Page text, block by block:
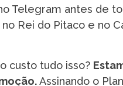
Telegram antes de
Rei do Pitaco e no
custo tudo isso?
Assinando o